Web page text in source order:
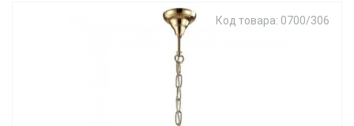
Код товара: 0700/306